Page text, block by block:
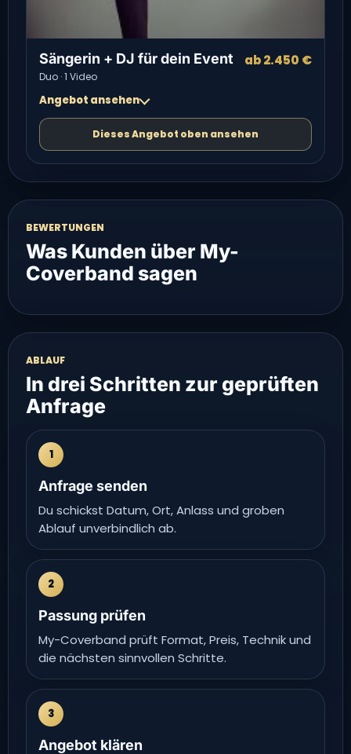
Sängerin + DJ für dein Event
Duo · 1 Video
ab 2.450 €
Angebot ansehen
Dieses Angebot oben ansehen
BEWERTUNGEN
Was Kunden über My-
Coverband sagen
ABLAUF
In drei Schritten zur geprüften
Anfrage
1
Anfrage senden
Du schickst Datum, Ort, Anlass und groben
Ablauf unverbindlich ab.
2
Passung prüfen
My-Coverband prüft Format, Preis, Technik und
die nächsten sinnvollen Schritte.
3
Angebot klären